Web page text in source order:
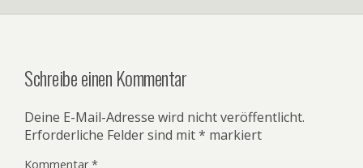
Schreibe einen Kommentar
Deine E-Mail-Adresse wird nicht veröffentlicht.
Erforderliche Felder sind mit* markiert
Kommentar*